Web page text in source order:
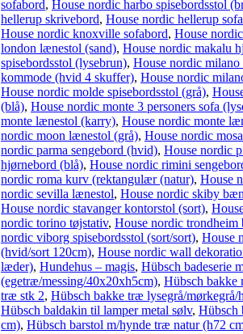
sofabord, House nordic harbo spisebordsstol
hellerup skrivebord, House nordic hellerup
House nordic knoxville sofabord, House
london lænestol (sand), House nordic makalu
spisebordsstol (lysebrun), House nordic
kommode (hvid 4 skuffer), House nordic
House nordic molde spisebordsstol (grå),
(blå), House nordic monte 3 personers sofa
monte lænestol (karry), House nordic monte
nordic moon lænestol (grå), House nordic
nordic parma sengebord (hvid), House nordic
hjørnebord (blå), House nordic rimini
nordic roma kurv (rektangulær (natur), House
nordic sevilla lænestol, House nordic skiby
House nordic stavanger kontorstol (sort),
nordic torino tøjstativ, House nordic trondheim
nordic viborg spisebordsstol (sort/sort), House
(hvid/sort 120cm), House nordic wall
læder), Hundehus – magis, Hübsch badeserie
(egetræ/messing/40x20xh5cm), Hübsch bakke
træ stk 2, Hübsch bakke træ lysegrå/mørkegrå/
Hübsch baldakin til lamper metal sølv, Hübsch
cm), Hübsch barstol m/hynde træ natur (h72